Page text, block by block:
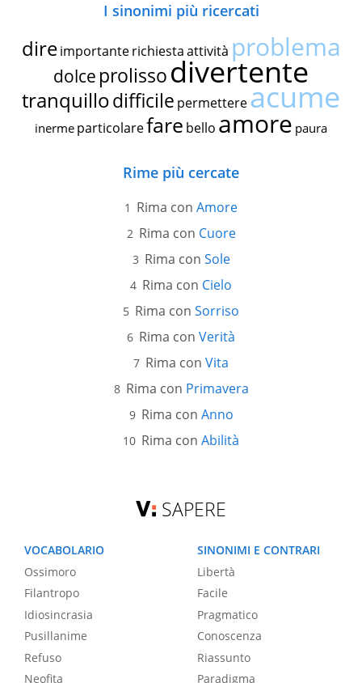
I sinonimi più ricercati
dire importante richiestaattività problema
dolce prolissodivertente
tranquillodifficile permettereacume
inerme particolarefare bello amore paura
Rime più cercate
Rima con Amore
Rima con Cuore
Rima con Sole
Rima con Cielo
Rima con Sorriso
Rima con Verità
Rima con Vita
Rima con Primavera
Rima con Anno
Rima con Abilità
SAPERE
VOCABOLARIO
Ossimoro
Filantropo
Idiosincrasia
Pusillanime
Refuso
Neofita
SINONIMI E CONTRARI
Libertà
Facile
Pragmatico
Conoscenza
Riassunto
Paradigma